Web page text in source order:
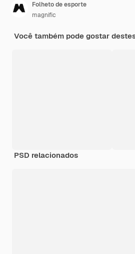
Folheto de esporte
magnific
Você também pode gostar
PSD relacionados